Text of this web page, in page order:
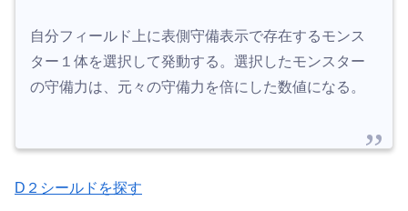
自分フィールド上に表側守備表示で存在するモンス
ター１体を選択して発動する。選択したモンスター
の守備力は、元々の守備力を倍にした数値になる。
D２シールドを探す